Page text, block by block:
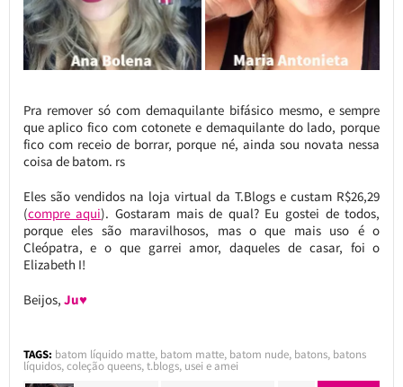
Pra remover só com demaquilante bifásico mesmo, e sempre
que aplico fico com cotonete e demaquilante do lado, porque
fico com receio de borrar, porque né, ainda sou novata nessa
coisa de batom. rs
Eles são vendidos na loja virtual da T.Blogs e custam R$26,29
(compre aqui). Gostaram mais de qual? Eu gostei de todos,
porque eles são maravilhosos, mas o que mais uso é o
Cleópatra, e o que garrei amor, daqueles de casar, foi o
Elizabeth I!
Beijos, Ju♥
TAGS: batom líquido matte, batom matte, batom nude, batons, batons
líquidos,coleção queens,t.blogs, usei e amei